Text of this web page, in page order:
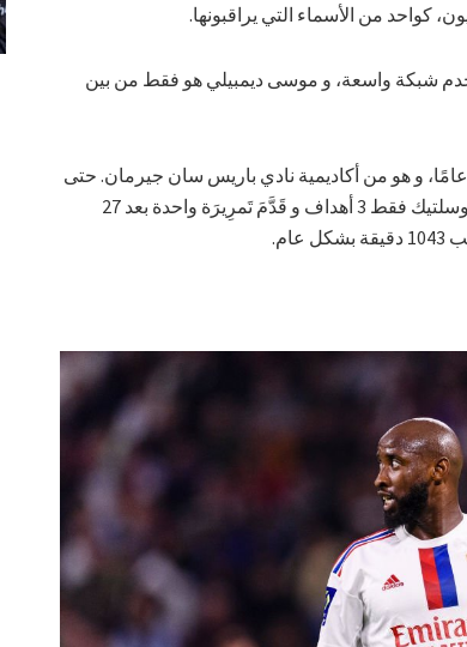
كواحد من الأسماء التي يراقبونها.
شبكة واسعة، و موسى ديمبيلي هو فقط من بين
موسى ديمبيلي هو مهاجم فرنسي يبلغ من العمر 26 عامًا، و هو من أكاديمية نادي باريس سان جيرمان. حتى
الآن في هذا الموسم، سجل اللاعب السابق لفولهام وسلتيك فقط 3 أهداف و قَدَّمَ تَمرِيرَة واحدة بعد 27